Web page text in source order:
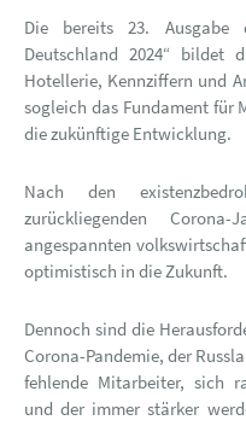
Die bereits 23. Ausgabe
Deutschland 2024“ bildet
Hotellerie, Kennziffern und
sogleich das Fundament für
die zukünftige Entwicklung.
Nach den
zurückliegenden
angespannten
optimistisch in die Zukunft.
Dennoch sind die
Corona-Pandemie, der
fehlende Mitarbeiter, sich
und der immer stärker